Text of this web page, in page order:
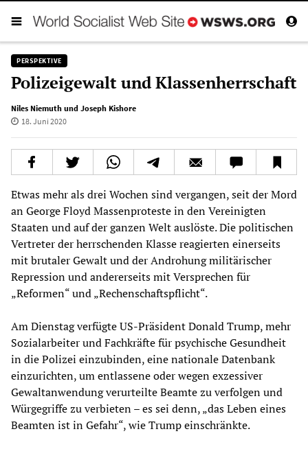
PERSPEKTIVE
Polizeigewalt und Klassenherrschaft
Niles Niemuth und Joseph Kishore
18. Juni 2020
Etwas mehr als drei Wochen sind vergangen, seit der Mord
an George Floyd Massenproteste in den Vereinigten
Staaten und auf der ganzen Welt auslöste. Die politischen
Vertreter der herrschenden Klasse reagierten einerseits
mit brutaler Gewalt und der Androhung militärischer
Repression und andererseits mit Versprechen für
„Reformen“ und „Rechenschaftspflicht“.
Am Dienstag verfügte US-Präsident Donald Trump, mehr
Sozialarbeiter und Fachkräfte für psychische Gesundheit
in die Polizei einzubinden, eine nationale Datenbank
einzurichten, um entlassene oder wegen exzessiver
Gewaltanwendung verurteilte Beamte zu verfolgen und
Würgegriffe zu verbieten – es sei denn, „das Leben eines
Beamten ist in Gefahr“, wie Trump einschränkte.